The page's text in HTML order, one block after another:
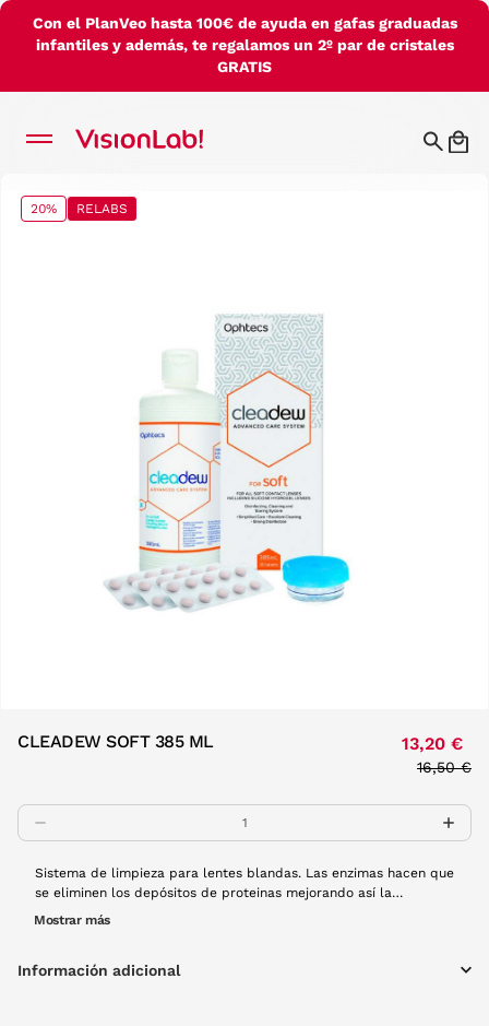
Con el PlanVeo hasta 100€ de ayuda en gafas graduadas
infantiles y además, te regalamos un 2º par de cristales
GRATIS
20% RELABS
CLEADEW SOFT 385 ML 13,20 €
Price
16,50 €
Sistema de limpieza para lentes blandas. Las enzimas hacen que
se eliminen los depósitos de proteinas mejorando así la
Mostrar más
Información adicional